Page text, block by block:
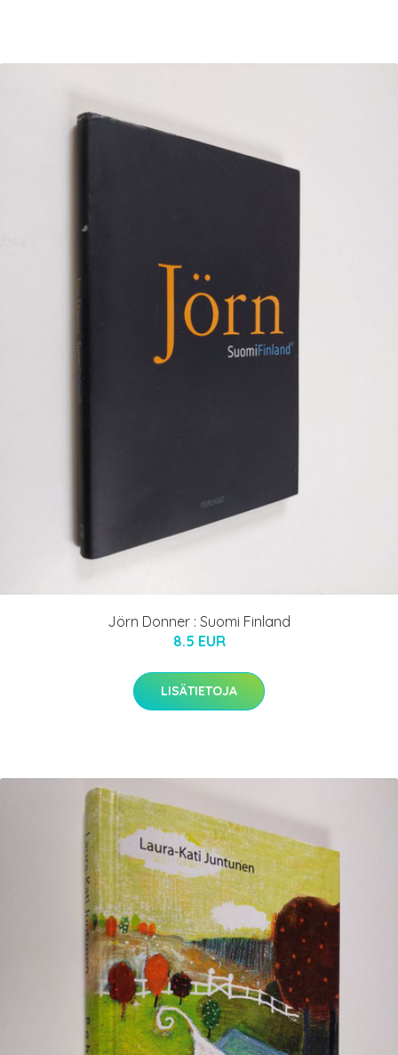
Jörn Donner : Suomi Finland
8.5 EUR
LISÄTIETOJA